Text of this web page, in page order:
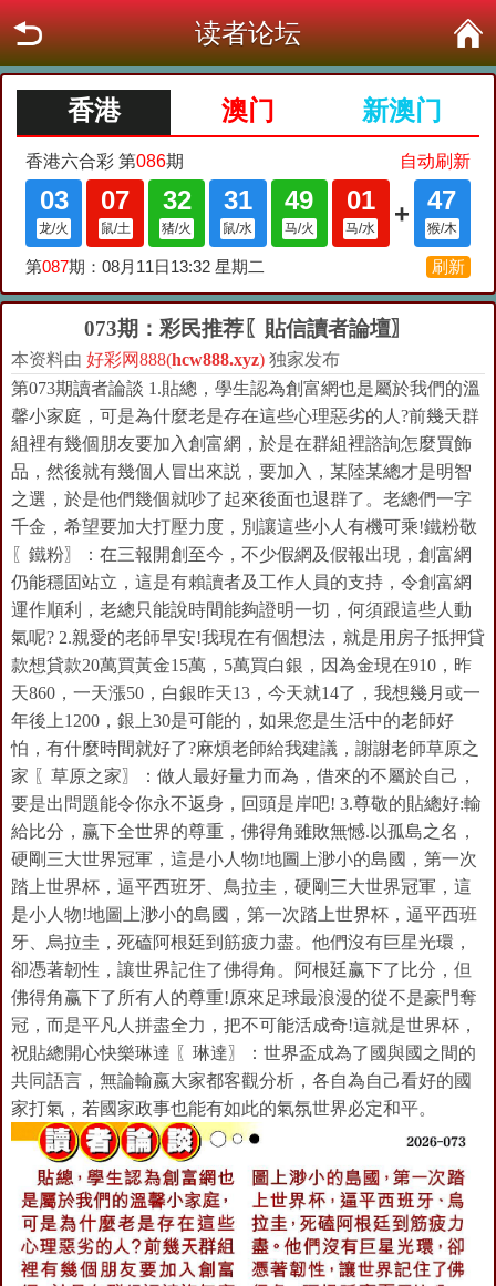
读者论坛
073期：彩民推荐〖貼信讀者論壇〗
本资料由 好彩网888(hcw888.xyz) 独家发布
第073期讀者論談 1.貼總，學生認為創富網也是屬於我們的溫
馨小家庭，可是為什麼老是存在這些心理惡劣的人?前幾天群
組裡有幾個朋友要加入創富網，於是在群組裡諮詢怎麼買飾
品，然後就有幾個人冒出來説，要加入，某陸某總才是明智
之選，於是他們幾個就吵了起來後面也退群了。老總們一字
千金，希望要加大打壓力度，別讓這些小人有機可乘!鐵粉敬
〖鐵粉〗：在三報開創至今，不少假網及假報出現，創富網
仍能穩固站立，這是有賴讀者及工作人員的支持，令創富網
運作順利，老總只能說時間能夠證明一切，何須跟這些人動
氣呢? 2.親愛的老師早安!我現在有個想法，就是用房子抵押貸
款想貸款20萬買黃金15萬，5萬買白銀，因為金現在910，昨
天860，一天漲50，白銀昨天13，今天就14了，我想幾月或一
年後上1200，銀上30是可能的，如果您是生活中的老師好
怕，有什麼時間就好了?麻煩老師給我建議，謝謝老師草原之
家 〖草原之家〗：做人最好量力而為，借來的不屬於自己，
要是出問題能令你永不返身，回頭是岸吧! 3.尊敬的貼總好:輸
給比分，赢下全世界的尊重，佛得角雖敗無憾.以孤島之名，
硬剛三大世界冠軍，這是小人物!地圖上渺小的島國，第一次
踏上世界杯，逼平西班牙、鳥拉圭，硬剛三大世界冠軍，這
是小人物!地圖上渺小的島國，第一次踏上世界杯，逼平西班
牙、烏拉圭，死磕阿根廷到筋疲力盡。他們沒有巨星光環，
卻憑著韌性，讓世界記住了佛得角。阿根廷赢下了比分，但
佛得角赢下了所有人的尊重!原來足球最浪漫的從不是豪門奪
冠，而是平凡人拼盡全力，把不可能活成奇!這就是世界杯，
祝貼總開心快樂琳達 〖琳達〗：世界盃成為了國與國之間的
共同語言，無論輸嬴大家都客觀分析，各自為自己看好的國
家打氣，若國家政事也能有如此的氣氛世界必定和平。